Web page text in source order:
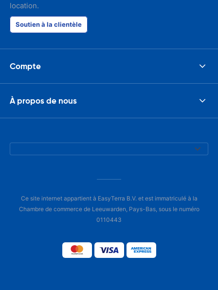
location.
Soutien à la clientèle
Compte
À propos de nous
Ce site internet appartient à EasyTerra B.V. et est immatriculé à la
Chambre de commerce de Leeuwarden, Pays-Bas, sous le numéro
0110443